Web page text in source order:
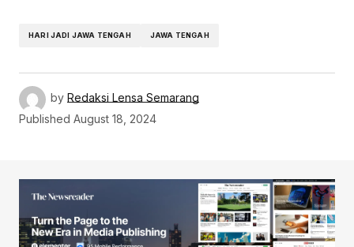
HARI JADI JAWA TENGAH JAWA TENGAH
by Redaksi Lensa Semarang
Published August 18, 2024